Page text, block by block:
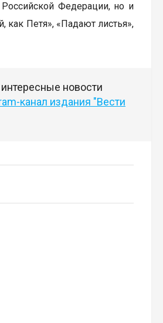
Федерации, но и
как Петя», «Падают листья»,
новости
канал издания "Вести